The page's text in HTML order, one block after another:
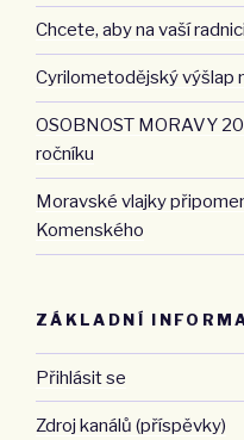
Chcete, aby na vaší
Cyrilometodějský výšlap
OSOBNOST MORAVY
ročníku
Moravské vlajky
Komenského
ZÁKLADNÍ
Přihlásit se
Zdroj kanálů (příspěvky)